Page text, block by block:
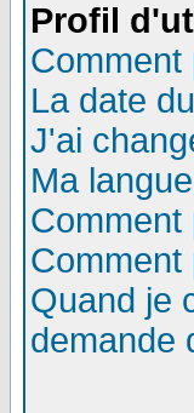
Profil
Comment
La date
J'ai
Ma
Comment
Comment
Quand je
demande